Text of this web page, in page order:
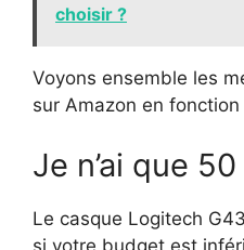
choisir ?
Voyons ensemble les
sur Amazon en
Je n’ai que
Le casque Logitech
si votre budget est